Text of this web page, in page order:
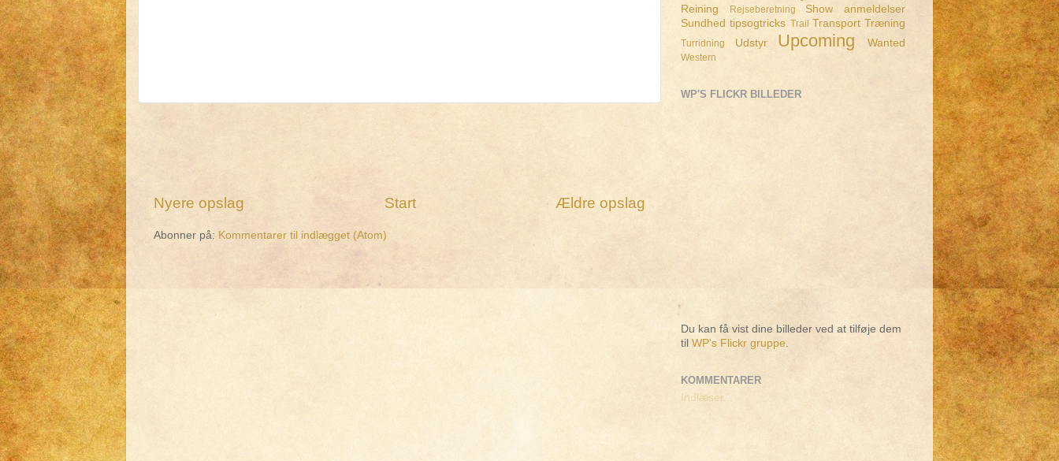
Nyere opslag Ældre opslag
Start
Abonner på: Kommentarer til indlægget (Atom)
Reining Rejseberetning
Show anmeldelser
Sundhed tipsogtricks Trail Transport Træning
Turridning Udstyr Upcoming Wanted
Western
WP'S FLICKR BILLEDER
Du kan få vist dine billeder ved at tilføje dem
til WP's Flickr gruppe
KOMMENTARER
Indlæser...